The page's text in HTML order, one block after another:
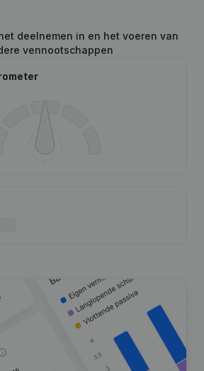
deelnemen in en het voeren van
vennootschappen